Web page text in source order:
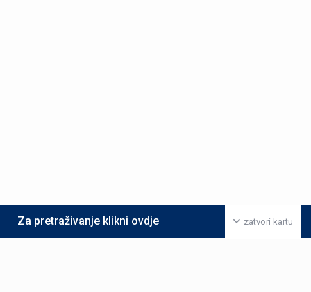
zatvori kartu
Za pretraživanje klikni ovdje